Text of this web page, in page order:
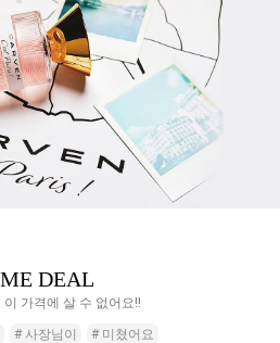
DEAL
이 가격에 살 수 없어요!!
# 사장님이 # 미쳤어요